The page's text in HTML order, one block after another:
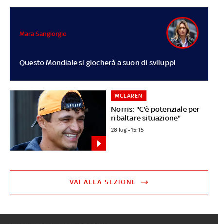
Questo Mondiale si giocherà a suon di sviluppi
Mara Sangiorgio
Norris: "C'è potenziale per
ribaltare situazione"
MCLAREN
28 lug - 15:15
VAI ALLA SEZIONE